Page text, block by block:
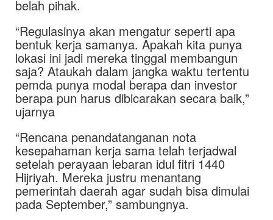
belah pihak.
“Regulasinya akan mengatur seperti apa
bentuk kerja samanya. Apakah kita punya
lokasi ini jadi mereka tinggal membangun
saja? Ataukah dalam jangka waktu tertentu
pemda punya modal berapa dan investor
berapa pun harus dibicarakan secara baik,”
ujarnya
“Rencana penandatanganan nota
kesepahaman kerja sama telah terjadwal
setelah perayaan lebaran idul fitri 1440
Hijriyah. Mereka justru menantang
pemerintah daerah agar sudah bisa dimulai
pada September,” sambungnya.